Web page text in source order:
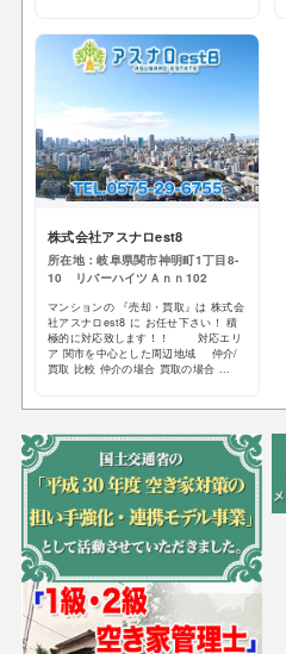
株式会社アスナロest8
所在地：岐阜県関市神明町1丁目8-
10 リバーハイツＡｎｎ102
マンションの 『売却・買取』は 株式会
社アスナロest8 に お任せ下さい！ 積
極的に対応致します！！ 対応エリ
ア 関市を中心とした周辺地域 仲介/
買取 比較 仲介の場合 買取の場合 ...